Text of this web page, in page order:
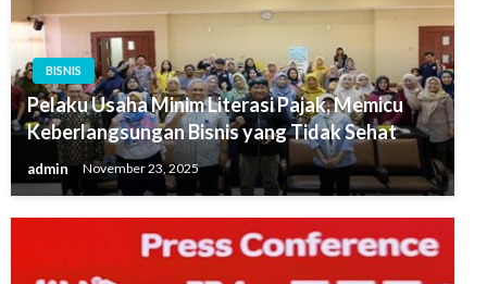
BISNIS
Pelaku Usaha Minim Literasi Pajak, Memicu
Keberlangsungan Bisnis yang Tidak Sehat
admin November 23, 2025